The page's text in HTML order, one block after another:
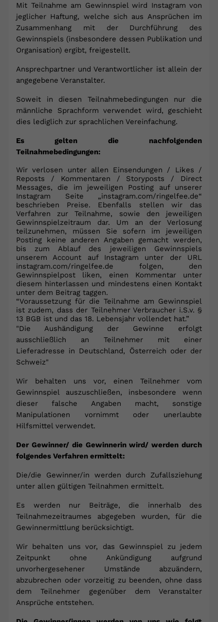
Mit Teilnahme am Gewinnspiel wird Instagram von
jeglicher Haftung, welche sich aus Ansprüchen im
Zusammenhang mit der Durchführung des
Gewinnspiels (insbesondere dessen Publikation und
Organisation) ergibt, freigestellt.
Ansprechpartner und Verantwortlicher ist allein der
angegebene Veranstalter.
Soweit in diesen Teilnahmebedingungen nur die
männliche Sprachform verwendet wird, geschieht
dies lediglich zur sprachlichen Vereinfachung.
Es gelten die nachfolgenden
Teilnahmebedingungen:
Wir verlosen unter allen Einsendungen / Likes /
Reposts / Kommentaren / Storyposts / Direct
Messages, die im jeweiligen Posting auf unserer
Instagram Seite „instagram.com/ringelfee.de“
beschrieben Preise. Ebenfalls stellen wir das
Verfahren zur Teilnahme, sowie den jeweiligen
Gewinnspielzeitraum dar. Um an der Verlosung
teilzunehmen, müssen Sie sofern im jeweiligen
Posting keine anderen Angaben gemacht werden,
bis zum Ablauf des jeweiligen Gewinnspiels
unserem Account auf Instagram unter der URL
instagram.com/ringelfee.de folgen, den
Gewinnspielpost liken, einen Kommentar unter
diesem hinterlassen und mindestens einen Kontakt
unter dem Beitrag taggen.
“Voraussetzung für die Teilnahme am Gewinnspiel
ist zudem, dass der Teilnehmer Verbraucher i.S.v. §
13 BGB ist und das 18. Lebensjahr vollendet hat.”
"Die Aushändigung der Gewinne erfolgt
ausschließlich an Teilnehmer mit einer
Lieferadresse in Deutschland, Österreich oder der
Schweiz"
Wir behalten uns vor, einen Teilnehmer vom
Gewinnspiel auszuschließen, insbesondere wenn
dieser falsche Angaben macht, sonstige
Manipulationen vornimmt oder unerlaubte
Hilfsmittel verwendet.
Der Gewinner/ die Gewinnerin wird/ werden durch
folgendes Verfahren ermittelt:
Die/die Gewinner/in werden durch Zufallsziehung
unter allen gültigen Teilnahmen ermittelt.
Es werden nur Beiträge, die innerhalb des
Teilnahmezeitraumes abgegeben wurden, für die
Gewinnermittlung berücksichtigt.
Wir behalten uns vor, das Gewinnspiel zu jedem
Zeitpunkt ohne Ankündigung aufgrund
unvorhergesehener Umstände abzuändern,
abzubrechen oder vorzeitig zu beenden, ohne dass
dem Teilnehmer gegenüber dem Veranstalter
Ansprüche entstehen.